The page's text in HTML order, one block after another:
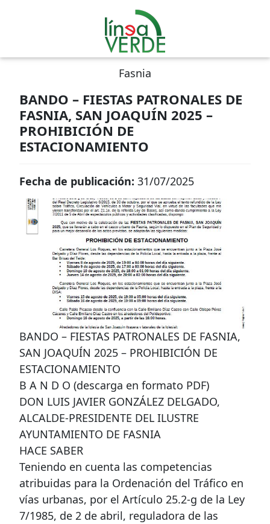
Fasnia
BANDO – FIESTAS PATRONALES DE
FASNIA, SAN JOAQUÍN 2025 –
PROHIBICIÓN DE
ESTACIONAMIENTO
Fecha de publicación: 31/07/2025
BANDO – FIESTAS PATRONALES DE FASNIA,
SAN JOAQUÍN 2025 – PROHIBICIÓN DE
ESTACIONAMIENTO
B A N D O (descarga en formato PDF)
DON LUIS JAVIER GONZÁLEZ DELGADO,
ALCALDE-PRESIDENTE DEL ILUSTRE
AYUNTAMIENTO DE FASNIA
HACE SABER
Teniendo en cuenta las competencias
atribuidas para la Ordenación del Tráfico en
vías urbanas, por el Artículo 25.2-g de la Ley
7/1985, de 2 de abril, reguladora de las